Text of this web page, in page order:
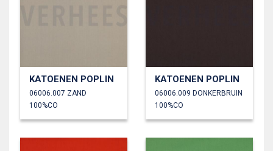
KATOENEN POPLIN
06006.007 ZAND
100%CO
KATOENEN POPLIN
06006.009 DONKERBRUIN
100%CO